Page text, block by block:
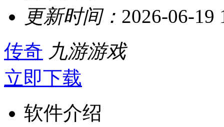
更新时间： 2026-06-19
传奇 九游游戏
立即下载
软件介绍